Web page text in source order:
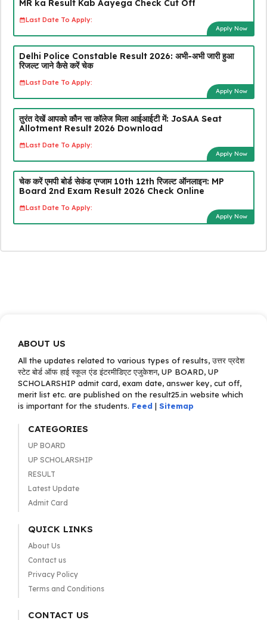
MR ka Result Kab Aayega Check Cut Off
Last Date To Apply:
Apply Now
Delhi Police Constable Result 2026: अभी-अभी जारी हुआ
रिजल्ट जाने कैसे करें चेक
Last Date To Apply:
Apply Now
तुरंत देखें आपको कौन सा कॉलेज मिला आईआईटी में: JoSAA Seat
Allotment Result 2026 Download
Last Date To Apply:
Apply Now
चेक करें एमपी बोर्ड सेकंड एग्जाम 10th 12th रिजल्ट ऑनलाइन: MP
Board 2nd Exam Result 2026 Check Online
Last Date To Apply:
Apply Now
ABOUT US
All the updates related to various types of results, उत्तर प्रदेश
स्टेट बोर्ड ऑफ हाई स्कूल एंड इंटरमीडिएट एजुकेशन, UP BOARD, UP
SCHOLARSHIP admit card, exam date, answer key, cut off,
merit list etc. are published on the result25.in website which
is important for the students. Feed | Sitemap
CATEGORIES
UP BOARD
UP SCHOLARSHIP
RESULT
Latest Update
Admit Card
QUICK LINKS
About Us
Contact us
Privacy Policy
Terms and Conditions
CONTACT US